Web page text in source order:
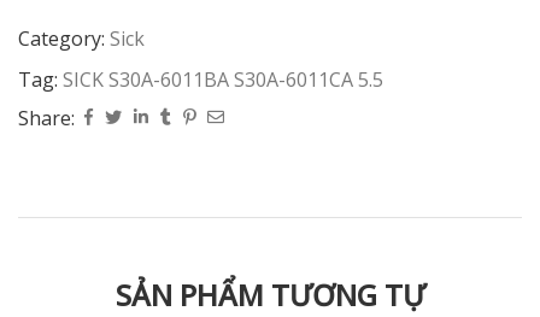
Category: Sick
Tag: SICK S30A-6011BA S30A-6011CA 5.5
Share:
SẢN PHẨM TƯƠNG TỰ